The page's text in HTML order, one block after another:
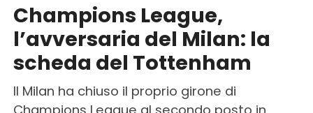
Champions League,
l’avversaria del Milan: la
scheda del Tottenham
Il Milan ha chiuso il proprio girone di